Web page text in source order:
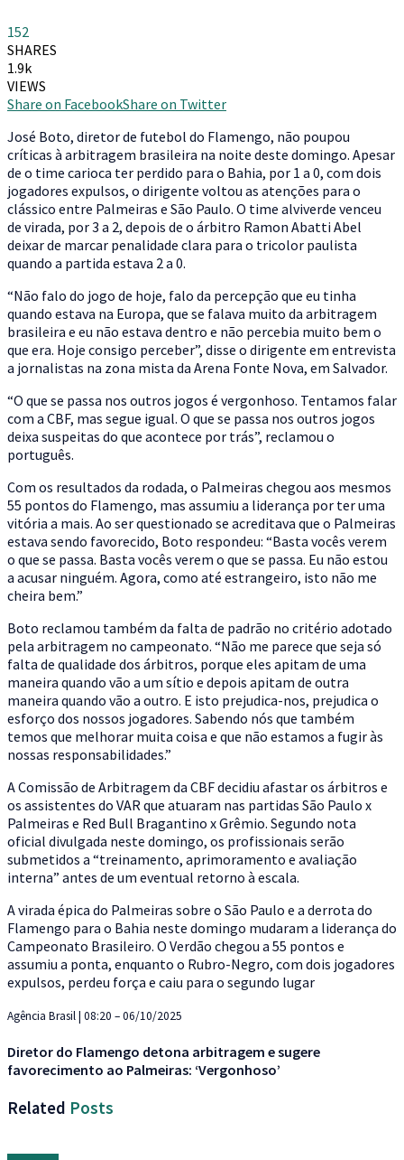
152
SHARES
1.9k
VIEWS
Share on FacebookShare on Twitter
José Boto, diretor de futebol do Flamengo, não poupou
críticas à arbitragem brasileira na noite deste domingo. Apesar
de o time carioca ter perdido para o Bahia, por 1 a 0, com dois
jogadores expulsos, o dirigente voltou as atenções para o
clássico entre Palmeiras e São Paulo. O time alviverde venceu
de virada, por 3 a 2, depois de o árbitro Ramon Abatti Abel
deixar de marcar penalidade clara para o tricolor paulista
quando a partida estava 2 a 0.
“Não falo do jogo de hoje, falo da percepção que eu tinha
quando estava na Europa, que se falava muito da arbitragem
brasileira e eu não estava dentro e não percebia muito bem o
que era. Hoje consigo perceber”, disse o dirigente em entrevista
a jornalistas na zona mista da Arena Fonte Nova, em Salvador.
“O que se passa nos outros jogos é vergonhoso. Tentamos falar
com a CBF, mas segue igual. O que se passa nos outros jogos
deixa suspeitas do que acontece por trás”, reclamou o
português.
Com os resultados da rodada, o Palmeiras chegou aos mesmos
55 pontos do Flamengo, mas assumiu a liderança por ter uma
vitória a mais. Ao ser questionado se acreditava que o Palmeiras
estava sendo favorecido, Boto respondeu: “Basta vocês verem
o que se passa. Basta vocês verem o que se passa. Eu não estou
a acusar ninguém. Agora, como até estrangeiro, isto não me
cheira bem.”
Boto reclamou também da falta de padrão no critério adotado
pela arbitragem no campeonato. “Não me parece que seja só
falta de qualidade dos árbitros, porque eles apitam de uma
maneira quando vão a um sítio e depois apitam de outra
maneira quando vão a outro. E isto prejudica-nos, prejudica o
esforço dos nossos jogadores. Sabendo nós que também
temos que melhorar muita coisa e que não estamos a fugir às
nossas responsabilidades.”
A Comissão de Arbitragem da CBF decidiu afastar os árbitros e
os assistentes do VAR que atuaram nas partidas São Paulo x
Palmeiras e Red Bull Bragantino x Grêmio. Segundo nota
oficial divulgada neste domingo, os profissionais serão
submetidos a “treinamento, aprimoramento e avaliação
interna” antes de um eventual retorno à escala.
A virada épica do Palmeiras sobre o São Paulo e a derrota do
Flamengo para o Bahia neste domingo mudaram a liderança do
Campeonato Brasileiro. O Verdão chegou a 55 pontos e
assumiu a ponta, enquanto o Rubro-Negro, com dois jogadores
expulsos, perdeu força e caiu para o segundo lugar
Agência Brasil | 08:20 – 06/10/2025
Diretor do Flamengo detona arbitragem e sugere
favorecimento ao Palmeiras: ‘Vergonhoso’
Related Posts